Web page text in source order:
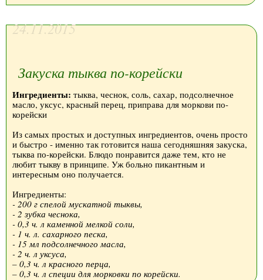
24.11.2015
Закуска тыква по-корейски
Ингредиенты: тыква, чеснок, соль, сахар, подсолнечное
масло, уксус, красный перец, приправа для моркови по-
корейски
Из самых простых и доступных ингредиентов, очень просто
и быстро - именно так готовится наша сегодняшняя закуска,
тыква по-корейски. Блюдо понравится даже тем, кто не
любит тыкву в принципе. Уж больно пикантным и
интересным оно получается.
Ингредиенты:
- 200 г спелой мускатной тыквы,
- 2 зубка чеснока,
- 0,3 ч. л каменной мелкой соли,
- 1 ч. л. сахарного песка,
- 15 мл подсолнечного масла,
- 2 ч. л уксуса,
– 0,3 ч. л красного перца,
– 0,3 ч. л специи для морковки по корейски.